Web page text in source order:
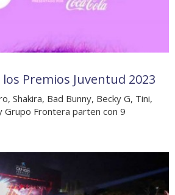
Premios Juventud 2023
Shakira, Bad Bunny, Becky G, Tini,
Grupo Frontera parten con 9